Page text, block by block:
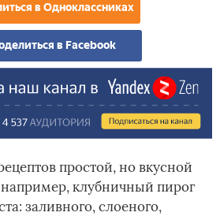
в Одноклассниках
в Facebook
простой, но вкусной
клубничный пирог
заливного, слоеного,